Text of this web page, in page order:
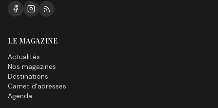
LE MAGAZINE
Actualités
Nos magazines
Destinations
Carnet d'adresses
Agenda